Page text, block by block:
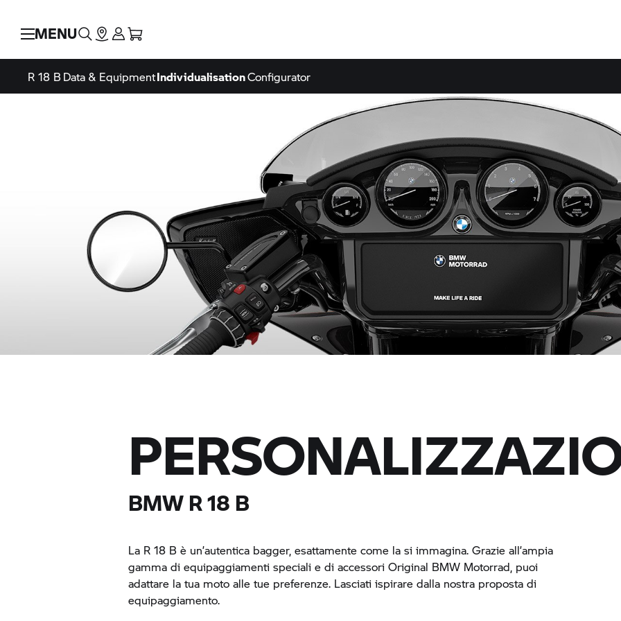
MENU
R 18 BData & EquipmentIndividualisationConfigurator
BMW R 18 B
La R 18 B è un’autentica bagger, esattamente come la si immagina. Grazie all’ampia
gamma di equipaggiamenti speciali e di accessori Original BMW Motorrad, puoi
adattare la tua moto alle tue preferenze. Lasciati ispirare dalla nostra proposta di
equipaggiamento.